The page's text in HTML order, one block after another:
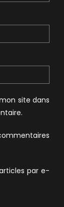
site dans
par e-